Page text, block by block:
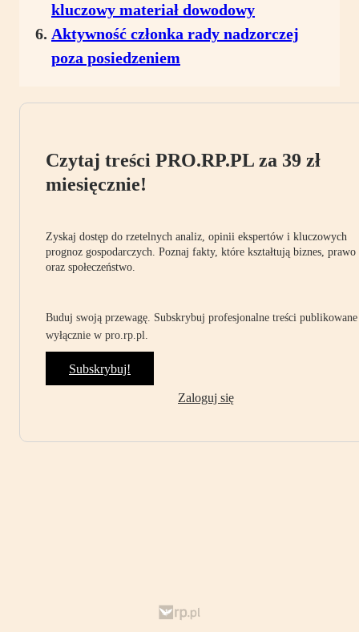
kluczowy materiał dowodowy
Aktywność członka rady nadzorczej
poza posiedzeniem
Czytaj treści PRO.RP.PL za 39 zł
miesięcznie!
Zyskaj dostęp do rzetelnych analiz, opinii ekspertów i kluczowych
prognoz gospodarczych. Poznaj fakty, które kształtują biznes, prawo
oraz społeczeństwo.
Buduj swoją przewagę. Subskrybuj profesjonalne treści publikowane
wyłącznie w pro.rp.pl.
Subskrybuj!
Zaloguj się